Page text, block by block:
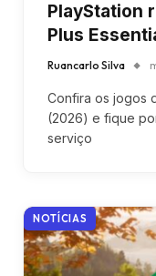
PlayStation
Plus
Ruancarlo Silva
Confira os jogos
(2026) e fique
serviço
NOTÍCIAS